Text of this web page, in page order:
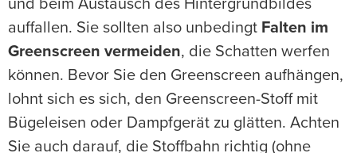
und beim Austausch des Hintergrundbildes
auffallen. Sie sollten also unbedingt Falten im
Greenscreen vermeiden, die Schatten werfen
können. Bevor Sie den Greenscreen aufhängen,
lohnt sich es sich, den Greenscreen-Stoff mit
Bügeleisen oder Dampfgerät zu glätten. Achten
Sie auch darauf, die Stoffbahn richtig (ohne